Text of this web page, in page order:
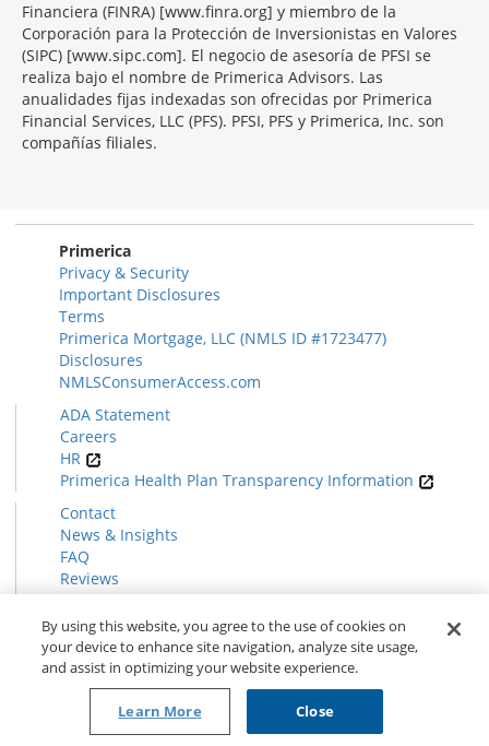
Financiera (FINRA) [www.finra.org] y miembro de la
Corporación para la Protección de Inversionistas en Valores
(SIPC) [www.sipc.com]. El negocio de asesoría de PFSI se
realiza bajo el nombre de Primerica Advisors. Las
anualidades fijas indexadas son ofrecidas por Primerica
Financial Services, LLC (PFS). PFSI, PFS y Primerica, Inc. son
compañías filiales.
Primerica
Privacy & Security
Important Disclosures
Terms
Primerica Mortgage, LLC (NMLS ID #1723477)
Disclosures
NMLSConsumerAccess.com
ADA Statement
Careers
HR
Primerica Health Plan Transparency Information
Contact
News & Insights
FAQ
Reviews
Find a Rep
Form CRS
© 2026 Primericawww.primerica.com
By using this website, you agree to the use of cookies on
your device to enhance site navigation, analyze site usage,
and assist in optimizing your website experience.
Learn More Close